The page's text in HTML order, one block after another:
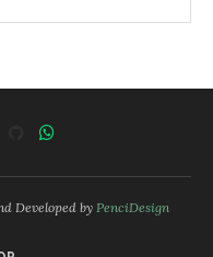
Developed by PenciDesign